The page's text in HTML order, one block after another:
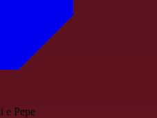
e Pepe